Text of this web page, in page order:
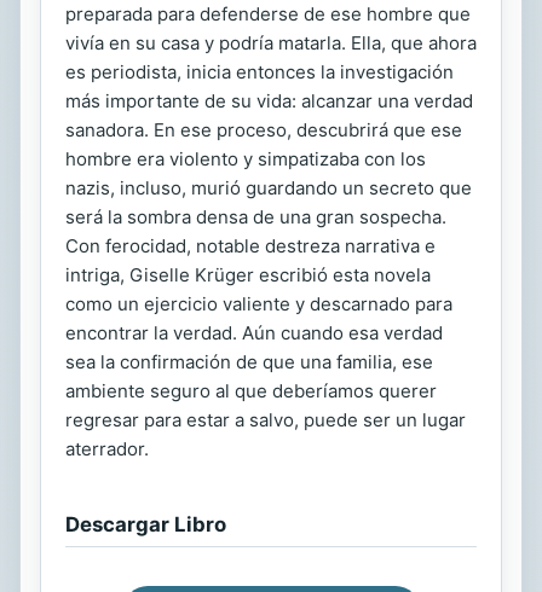
preparada para defenderse de ese hombre que
vivía en su casa y podría matarla. Ella, que ahora
es periodista, inicia entonces la investigación
más importante de su vida: alcanzar una verdad
sanadora. En ese proceso, descubrirá que ese
hombre era violento y simpatizaba con los
nazis, incluso, murió guardando un secreto que
será la sombra densa de una gran sospecha.
Con ferocidad, notable destreza narrativa e
intriga, Giselle Krüger escribió esta novela
como un ejercicio valiente y descarnado para
encontrar la verdad. Aún cuando esa verdad
sea la confirmación de que una familia, ese
ambiente seguro al que deberíamos querer
regresar para estar a salvo, puede ser un lugar
aterrador.
Descargar Libro